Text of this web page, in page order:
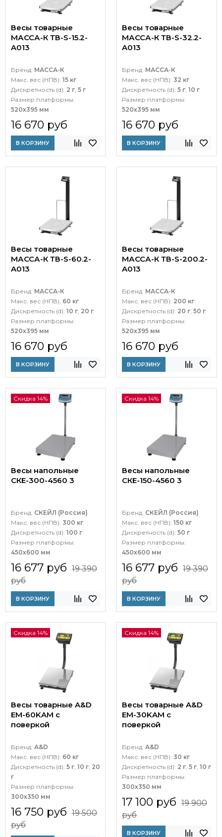
Весы товарные
МАССА-К ТВ-S-15.2-
A013
Бренд: МАССА-К
Макс. вес (НПВ): 15 кг
Дискретность (d): 2 г, 5 г
Размер платформы:
520х395 мм
16 670 руб
В КОРЗИНУ
Весы товарные
МАССА-К ТВ-S-32.2-
A013
Бренд: МАССА-К
Макс. вес (НПВ): 32 кг
Дискретность (d): 5 г, 10 г
Размер платформы:
520х395 мм
16 670 руб
В КОРЗИНУ
Весы товарные
МАССА-К ТВ-S-60.2-
A013
Бренд: МАССА-К
Макс. вес (НПВ): 60 кг
Дискретность (d): 10 г, 20 г
Размер платформы:
520х395 мм
16 670 руб
В КОРЗИНУ
Весы товарные
МАССА-К ТВ-S-200.2-
A013
Бренд: МАССА-К
Макс. вес (НПВ): 200 кг
Дискретность (d): 20 г, 50 г
Размер платформы:
520х395 мм
16 670 руб
В КОРЗИНУ
Скидка 14%
Весы напольные
СКЕ-300-4560 3
Бренд: СКЕЙЛ (Россия)
Макс. вес (НПВ): 300 кг
Дискретность (d): 100 г
Размер платформы:
450х600 мм
16 677 руб 19 390
руб
В КОРЗИНУ
Скидка 14%
Весы напольные
СКЕ-150-4560 3
Бренд: СКЕЙЛ (Россия)
Макс. вес (НПВ): 150 кг
Дискретность (d): 50 г
Размер платформы:
450х600 мм
16 677 руб 19 390
руб
В КОРЗИНУ
Скидка 14%
Весы товарные A&D
EМ-60KAM с
поверкой
Бренд: A&D
Макс. вес (НПВ): 60 кг
Дискретность (d): 5 г, 10 г, 20
г
Размер платформы:
300х350 мм
16 750 руб 19 500
руб
Скидка 14%
Весы товарные A&D
EМ-30KAM с
поверкой
Бренд: A&D
Макс. вес (НПВ): 30 кг
Дискретность (d): 2 г, 5 г, 10 г
Размер платформы:
300х350 мм
17 100 руб 19 900
руб
В КОРЗИНУ